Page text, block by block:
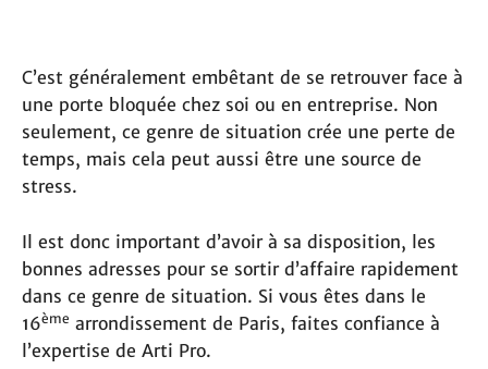
C’est généralement embêtant de se retrouver face à
une porte bloquée chez soi ou en entreprise. Non
seulement, ce genre de situation crée une perte de
temps, mais cela peut aussi être une source de
stress.
Il est donc important d’avoir à sa disposition, les
bonnes adresses pour se sortir d’affaire rapidement
dans ce genre de situation. Si vous êtes dans le
16ème arrondissement de Paris, faites confiance à
l’expertise de Arti Pro.